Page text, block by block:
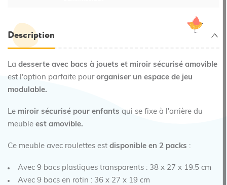
Description
La desserte avec bacs à jouets et miroir sécurisé amovible
est l'option parfaite pour organiser un espace de jeu
modulable.
Le miroir sécurisé pour enfants qui se fixe à l'arrière du
meuble est amovible.
Ce meuble avec roulettes est disponible en 2 packs :
Avec 9 bacs plastiques transparents : 38 x 27 x 19.5 cm
Avec 9 bacs en rotin : 36 x 27 x 19 cm